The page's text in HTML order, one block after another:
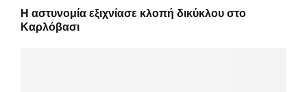
Η αστυνομία εξιχνίασε κλοπή δικύκλου στο
Καρλόβασι